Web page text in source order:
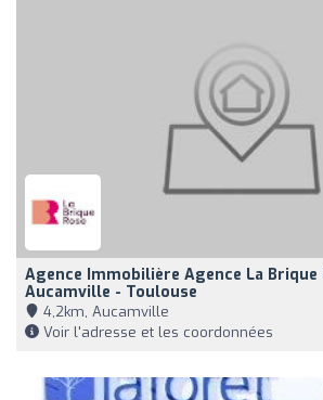
Agence Immobilière Agence La
Aucamville - Toulouse
4,2km, Aucamville
Voir l'adresse et les coordonnées